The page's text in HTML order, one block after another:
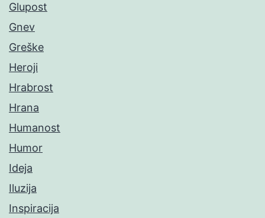
Glupost
Gnev
Greške
Heroji
Hrabrost
Hrana
Humanost
Humor
Ideja
Iluzija
Inspiracija